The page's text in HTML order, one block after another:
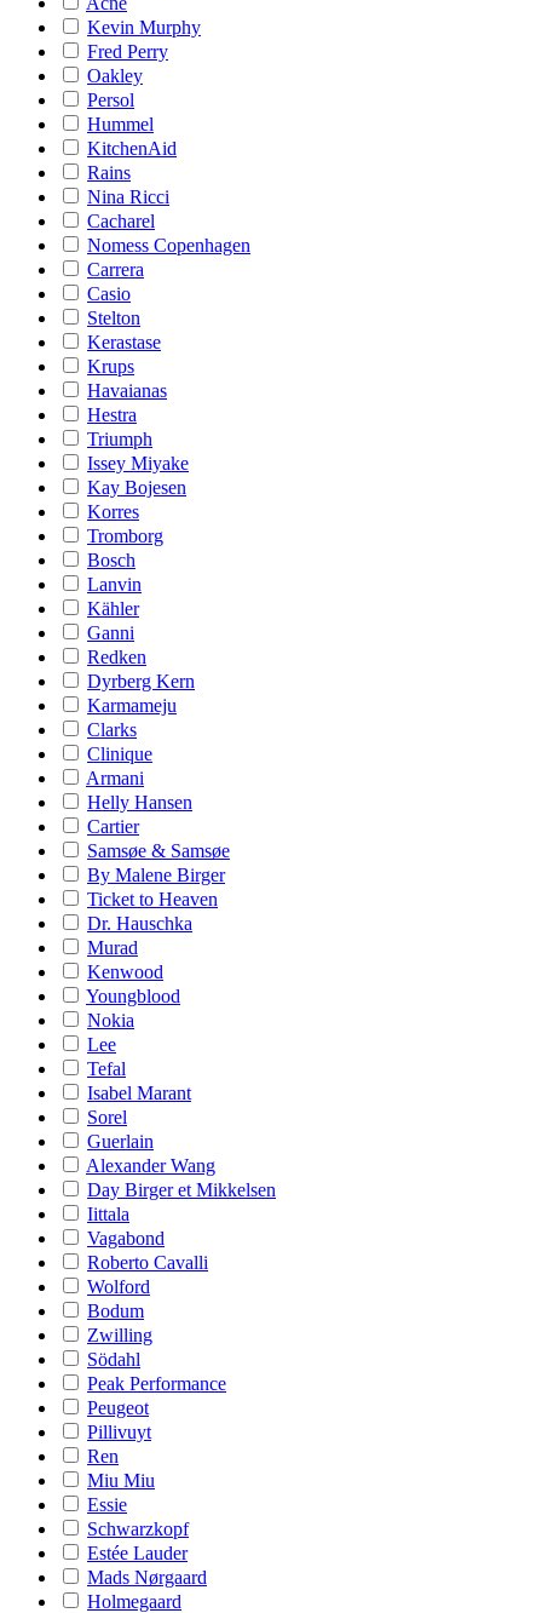
Kevin Murphy
Fred Perry
Oakley
Persol
Hummel
KitchenAid
Rains
Nina Ricci
Cacharel
Nomess Copenhagen
Carrera
Casio
Stelton
Kerastase
Krups
Havaianas
Hestra
Triumph
Issey Miyake
Kay Bojesen
Korres
Tromborg
Bosch
Lanvin
Kähler
Ganni
Redken
Dyrberg Kern
Karmameju
Clarks
Clinique
Armani
Helly Hansen
Cartier
Samsøe & Samsøe
By Malene Birger
Ticket to Heaven
Dr. Hauschka
Murad
Kenwood
Youngblood
Nokia
Lee
Tefal
Isabel Marant
Sorel
Guerlain
Alexander Wang
Day Birger et Mikkelsen
Iittala
Vagabond
Roberto Cavalli
Wolford
Bodum
Zwilling
Södahl
Peak Performance
Peugeot
Pillivuyt
Ren
Miu Miu
Essie
Schwarzkopf
Estée Lauder
Mads Nørgaard
Holmegaard